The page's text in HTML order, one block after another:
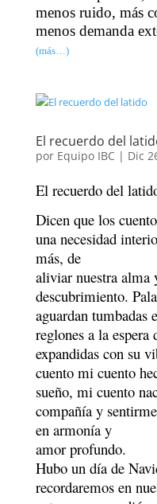
menos ruido, más
menos demanda
(más…)
El recuerdo del
por Equipo IBC | Dic
El recuerdo del
Dicen que los
una necesidad
más, de
aliviar nuestra alma
descubrimiento.
aguardan tumbadas
reglones a la espera
expandidas con su
cuento mi cuento
sueño, mi cuento
compañía y
en armonía y
amor profundo.
Hubo un día de
recordaremos en